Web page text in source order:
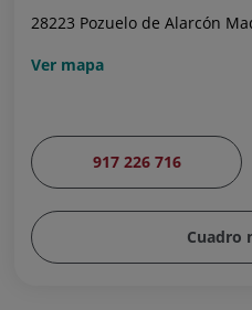
28223 Pozuelo de Alarcón
Ver mapa
917 226 716
Cuadro